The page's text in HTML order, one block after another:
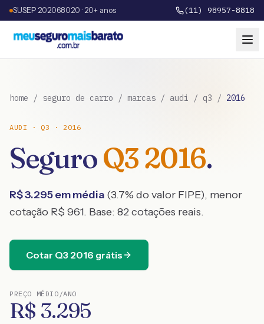
SUSEP 202068020 · 20+ anos (11) 98957-8818
home / seguro de carro / marcas / audi / q3 / 2016
AUDI · Q3 ·2016
SeguroQ32016.
R$3.295em média (3.7% do valor FIPE), menor
cotação R$ 961. Base: 82cotações reais.
Cotar Q3 2016 grátis
PREÇO MÉDIO/ANO
R$ 3.295